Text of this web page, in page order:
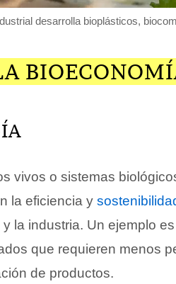
desarrolla bioplásticos,
vivos o sistemas
la eficiencia y
la industria. Un ejemplo
que requieren menos
de productos.